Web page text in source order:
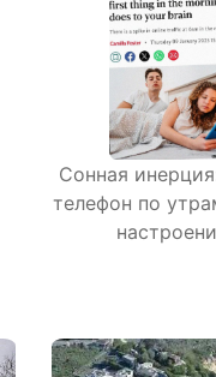
Сонная
телефон по